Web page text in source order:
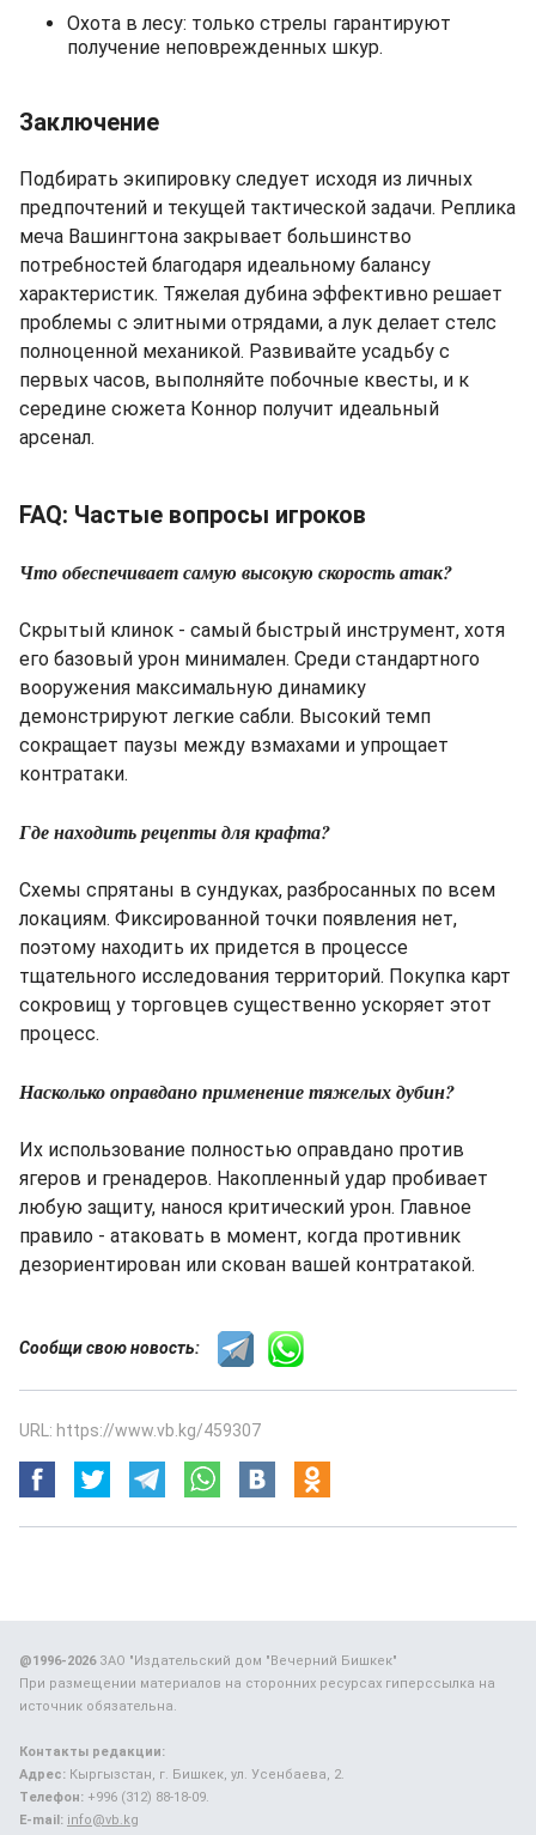
Охота в лесу: только стрелы гарантируют
получение неповрежденных шкур.
Заключение
Подбирать экипировку следует исходя из личных
предпочтений и текущей тактической задачи. Реплика
меча Вашингтона закрывает большинство
потребностей благодаря идеальному балансу
характеристик. Тяжелая дубина эффективно решает
проблемы с элитными отрядами, а лук делает стелс
полноценной механикой. Развивайте усадьбу с
первых часов, выполняйте побочные квесты, и к
середине сюжета Коннор получит идеальный
арсенал.
FAQ: Частые вопросы игроков
Что обеспечивает самую высокую скорость атак?
Скрытый клинок - самый быстрый инструмент, хотя
его базовый урон минимален. Среди стандартного
вооружения максимальную динамику
демонстрируют легкие сабли. Высокий темп
сокращает паузы между взмахами и упрощает
контратаки.
Где находить рецепты для крафта?
Схемы спрятаны в сундуках, разбросанных по всем
локациям. Фиксированной точки появления нет,
поэтому находить их придется в процессе
тщательного исследования территорий. Покупка карт
сокровищ у торговцев существенно ускоряет этот
процесс.
Насколько оправдано применение тяжелых дубин?
Их использование полностью оправдано против
ягеров и гренадеров. Накопленный удар пробивает
любую защиту, нанося критический урон. Главное
правило - атаковать в момент, когда противник
дезориентирован или скован вашей контратакой.
Сообщи свою новость:
URL: https://www.vb.kg/459307
@1996-2026ЗАО "Издательский дом "Вечерний Бишкек"
При размещении материалов на сторонних ресурсах гиперссылка на
источник обязательна.
Контакты редакции:
Адрес: Кыргызстан, г. Бишкек, ул. Усенбаева, 2.
Телефон: +996 (312) 88-18-09.
E-mail: info@vb.kg